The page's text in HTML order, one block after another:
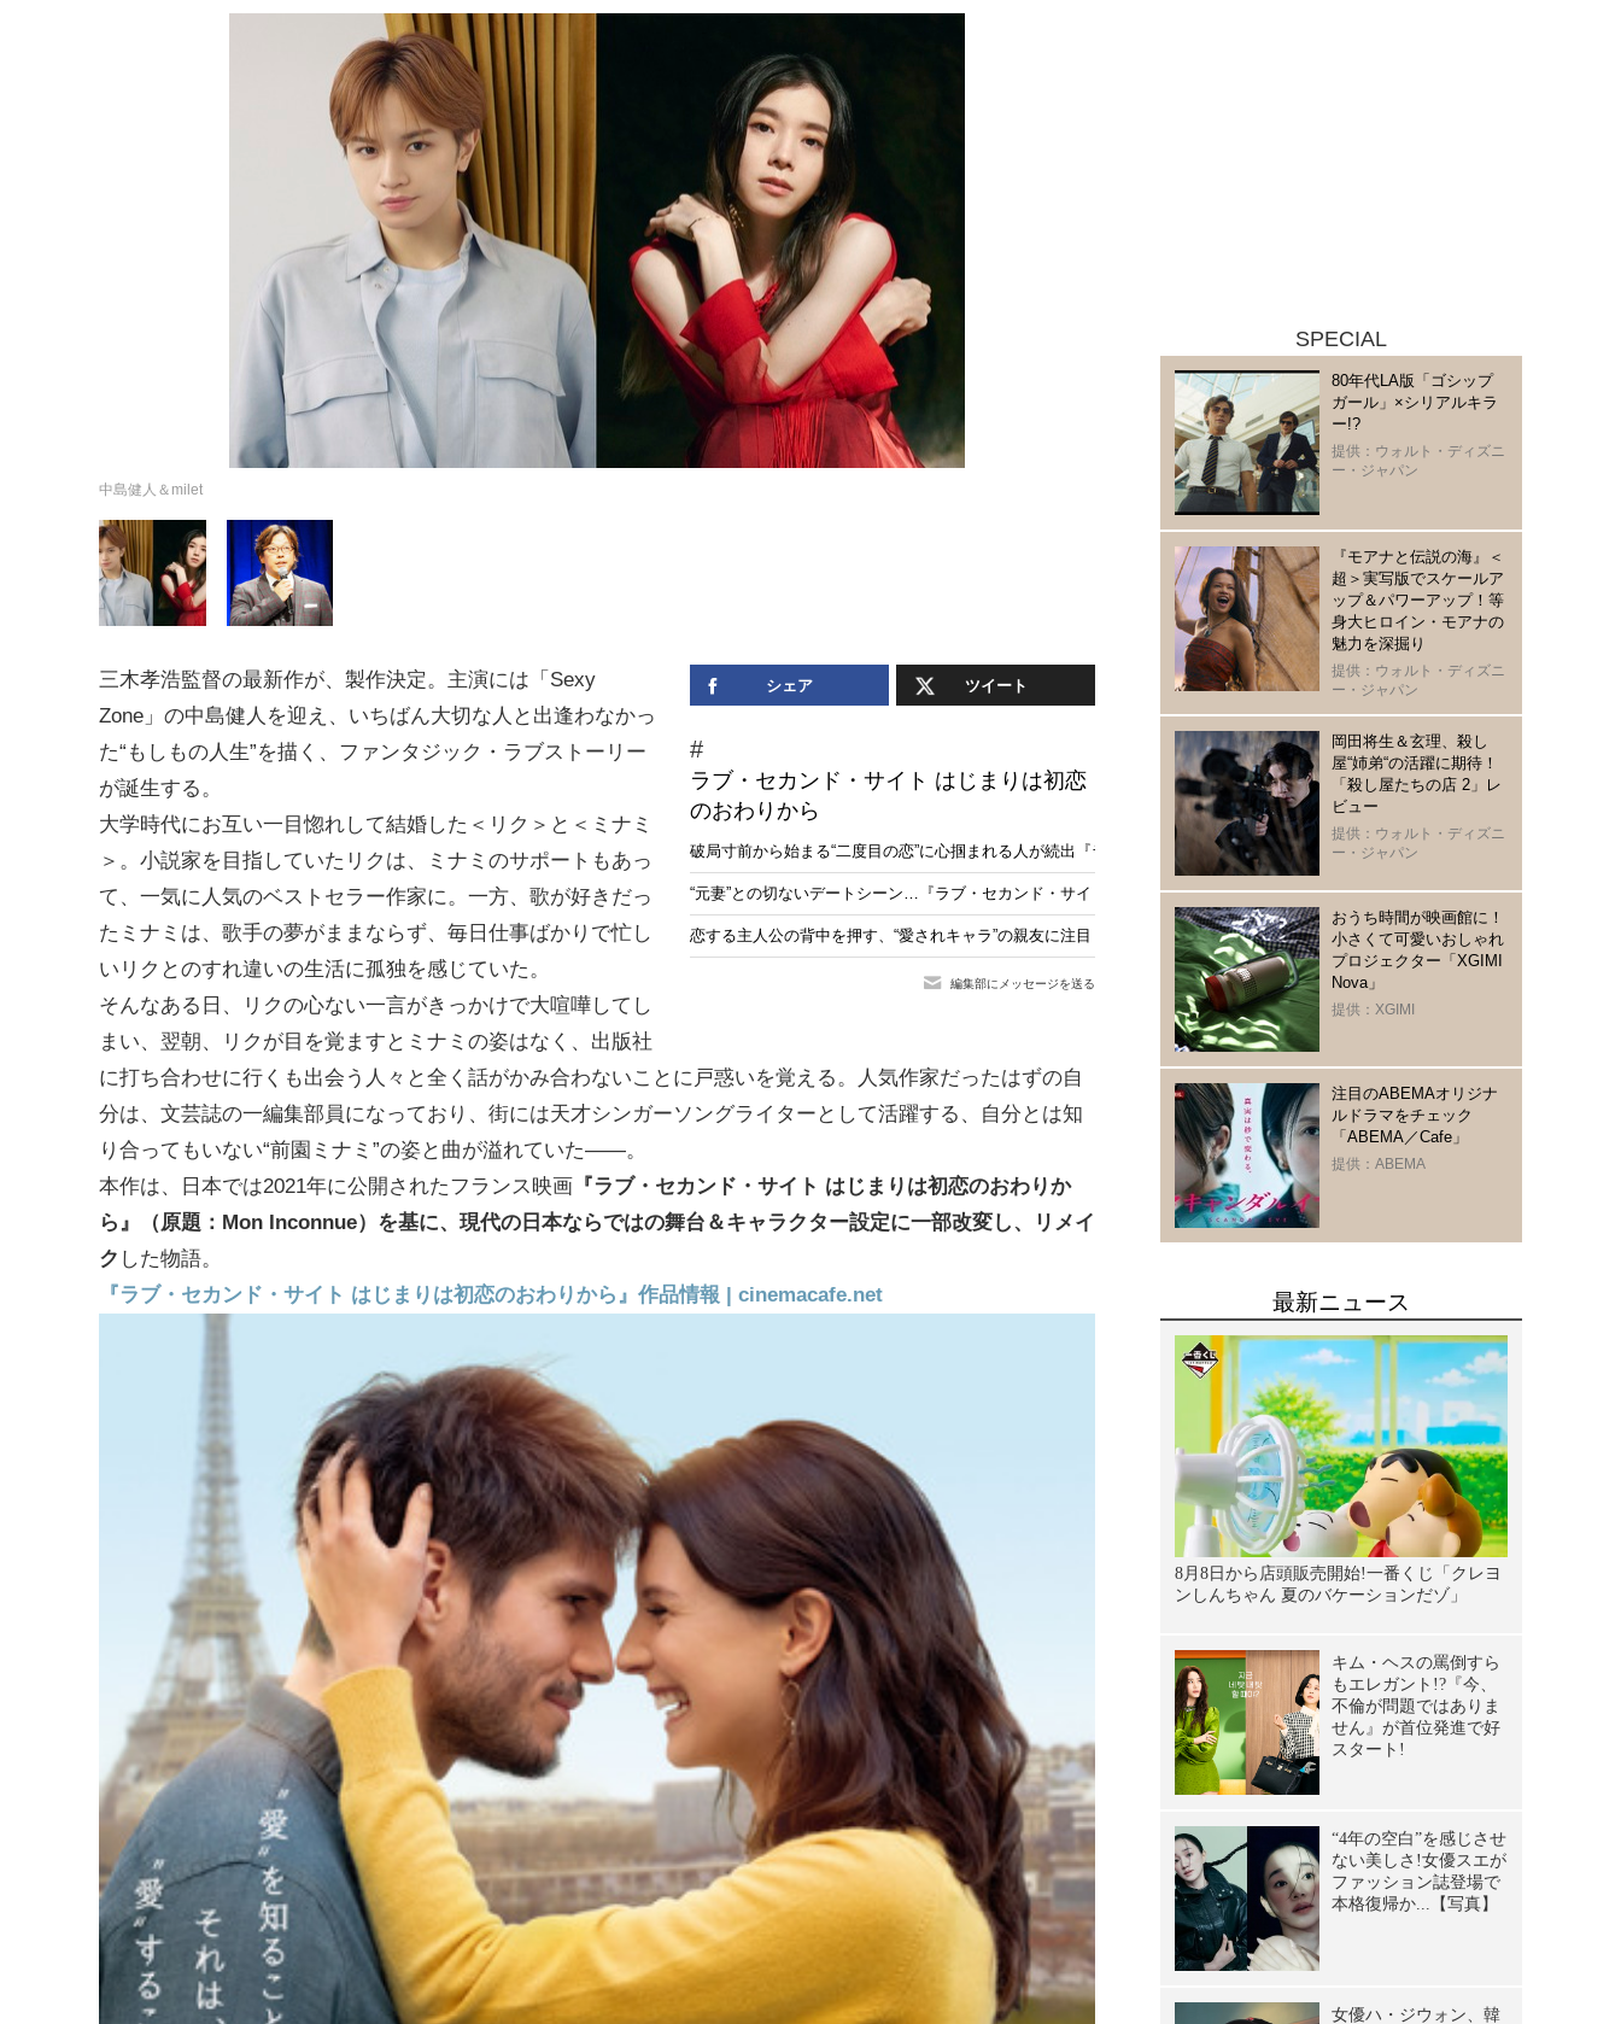
中島健人＆milet
シェア ツイート
ラブ・セカンド・サイト はじまりは初恋
のおわりから
破局寸前から始まる“二度目の恋”に心掴まれる人が続出『ラブ・セカンド・サイト』
“元妻”との切ないデートシーン…『ラブ・セカンド・サイト』本編映像
恋する主人公の背中を押す、“愛されキャラ”の親友に注目『ラブ・セカンド・サイト』
編集部にメッセージを送る
三木孝浩監督の最新作が、製作決定。主演には「Sexy
Zone」の中島健人を迎え、いちばん大切な人と出逢わなかっ
た“もしもの人生”を描く、ファンタジック・ラブストーリー
が誕生する。
大学時代にお互い一目惚れして結婚した＜リク＞と＜ミナミ
＞。小説家を目指していたリクは、ミナミのサポートもあっ
て、一気に人気のベストセラー作家に。一方、歌が好きだっ
たミナミは、歌手の夢がままならず、毎日仕事ばかりで忙し
いリクとのすれ違いの生活に孤独を感じていた。
そんなある日、リクの心ない一言がきっかけで大喧嘩してし
まい、翌朝、リクが目を覚ますとミナミの姿はなく、出版社
に打ち合わせに行くも出会う人々と全く話がかみ合わないことに戸惑いを覚える。人気作家だったはずの自
分は、文芸誌の一編集部員になっており、街には天才シンガーソングライターとして活躍する、自分とは知
り合ってもいない“前園ミナミ”の姿と曲が溢れていた――。
本作は、日本では2021年に公開されたフランス映画 『ラブ・セカンド・サイト はじまりは初恋のおわりか
ら』（原題：Mon Inconnue）を基に、現代の日本ならではの舞台＆キャラクター設定に一部改変し、リメイ
ク した物語。
『ラブ・セカンド・サイト はじまりは初恋のおわりから』作品情報 | cinemacafe.net
SPECIAL
80年代LA版「ゴシップ
ガール」×シリアルキラ
ー!?
提供：ウォルト・ディズニ
ー・ジャパン
『モアナと伝説の海』＜
超＞実写版でスケールア
ップ＆パワーアップ！等
身大ヒロイン・モアナの
魅力を深掘り
提供：ウォルト・ディズニ
ー・ジャパン
岡田将生＆玄理、殺し
屋“姉弟“の活躍に期待！
「殺し屋たちの店 2」レ
ビュー
提供：ウォルト・ディズニ
ー・ジャパン
おうち時間が映画館に！
小さくて可愛いおしゃれ
プロジェクター「XGIMI
Nova」
提供：XGIMI
注目のABEMAオリジナ
ルドラマをチェック
「ABEMA／Cafe」
提供：ABEMA